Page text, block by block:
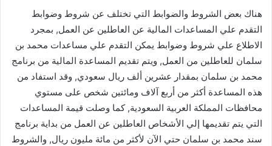
هناك بعض الشروط والضوابط التي تختلف عن شروط وضوابط
التقدم علي المساعدات المالية عن العاطلين عن العمل, بمجرد
الاطلاع علي شروط وضوابط يمكن التقدم علي مساعدات محمد بن
سلمان للعاطلين من العمل, ويتم تقديم المساعدة المالية من برنامج
محمد بن سلمان بمقدار عشرين ألف ريال سعودي, وقد استفاد من
هذه المساعدة أكثر من أربع آلاف ومائتين شخص على مستوي
محافظات المملكة العربية السعودية, كما وصلت قيمة المساعدات
التي يتم تقديمها إلي الأشخاص العاطلين عن العمل من بداية برنامج
سند محمد بن سلمان حتي الآن لأكثر من مائة مليون ريال, والشروط